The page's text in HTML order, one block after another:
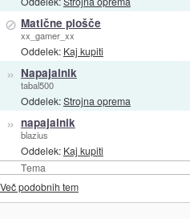
Tema
⊘ Matične plošče
xx_gamer_xx
Oddelek: Kaj kupiti
» Napajalnik
tabal500
Oddelek:Strojna oprema
» napajalnik
blazius
Oddelek: Kaj kupiti
Več podobnih tem